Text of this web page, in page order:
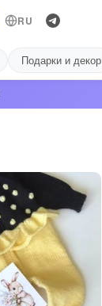
RU
Подарки и декор